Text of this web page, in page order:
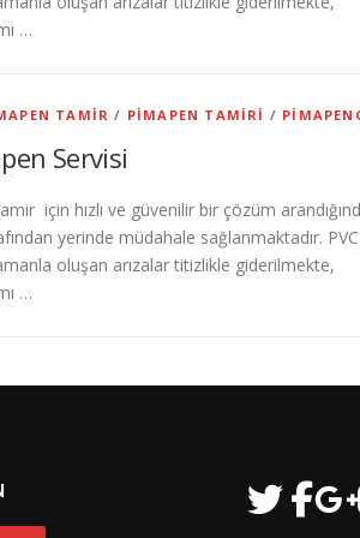
…
TAMIR / PIMAPEN TAMIRI /
Servisi
için hızlı ve güvenilir bir çözüm
yerinde müdahale sağlanmaktadır. PVC
oluşan arızalar titizlikle giderilmekte,
…